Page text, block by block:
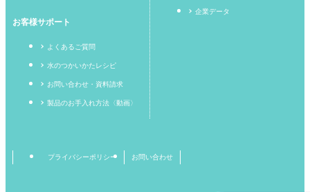
お客様サポート
よくあるご質問
水のつかいかたレシピ
お問い合わせ・資料請求
製品のお手入れ方法〈動画〉
企業データ
プライバシーポリシー お問い合わせ